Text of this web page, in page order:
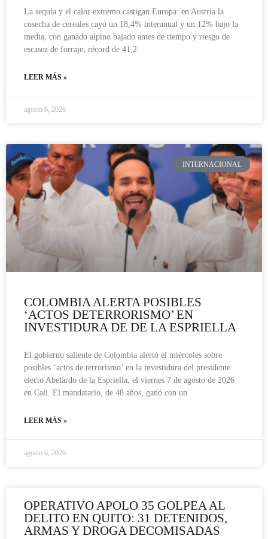
La sequía y el calor extremo castigan Europa: en Austria la
cosecha de cereales cayó un 18,4% interanual y un 12% bajo la
media, con ganado alpino bajado antes de tiempo y riesgo de
escasez de forraje; récord de 41,2
LEER MÁS »
agosto 6, 2026
INTERNACIONAL
COLOMBIA ALERTA POSIBLES
‘ACTOS DETERRORISMO’ EN
INVESTIDURA DE DE LA ESPRIELLA
El gobierno saliente de Colombia alertó el miércoles sobre
posibles ‘actos de terrorismo’ en la investidura del presidente
electo Abelardo de la Espriella, el viernes 7 de agosto de 2026
en Cali. El mandatario, de 48 años, ganó con un
LEER MÁS »
agosto 6, 2026
OPERATIVO APOLO 35 GOLPEA AL
DELITO EN QUITO: 31 DETENIDOS,
ARMAS Y DROGA DECOMISADAS